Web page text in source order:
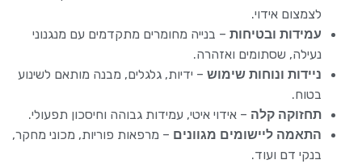
לצמצום אידוי.
עמידות ובטיחות – בנייה מחומרים מתקדמים עם מנגנוני
נעילה, שסתומים ואזהרה.
ניידות ונוחות שימוש – ידיות, גלגלים, מבנה מותאם לשינוע
בטוח.
תחזוקה קלה – אידוי איטי, עמידות גבוהה וחיסכון תפעולי.
התאמה ליישומים מגוונים – מרפאות פוריות, מכוני מחקר,
בנקי דם ועוד.